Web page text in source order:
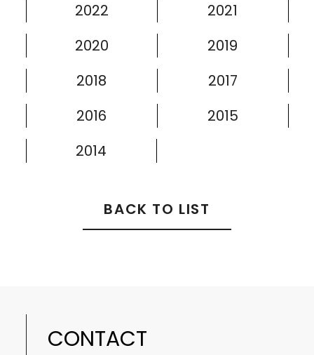
2022
2021
2020
2019
2018
2017
2016
2015
2014
BACK TO LIST
CONTACT